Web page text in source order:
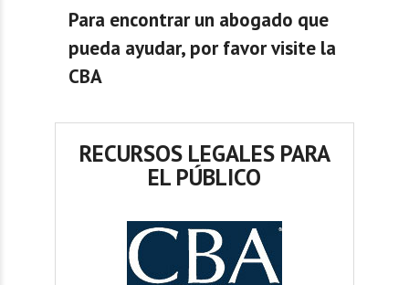
Para encontrar un abogado que
pueda ayudar, por favor visite la
CBA
RECURSOS LEGALES PARA
EL PÚBLICO